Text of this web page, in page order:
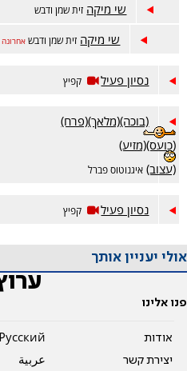
שי מיקה זית שמן ודבש
שי מיקה זית שמן ודבש אחרונה
נסיון פעיל קפיץ
(בוכה)(מלאך)(פרח)
(כועס)(מזיע)
(עצוב) איגנוטוס פברל
נסיון פעיל קפיץ
אולי יעניין אותך
פנו אלינו
אודות
יצירת קשר
Pусский
عربية